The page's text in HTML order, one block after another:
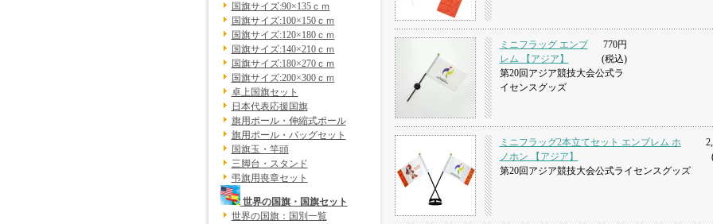
国旗サイズ:90×135ｃｍ
国旗サイズ:100×150ｃｍ
国旗サイズ:120×180ｃｍ
国旗サイズ:140×210ｃｍ
国旗サイズ:180×270ｃｍ
国旗サイズ:200×300ｃｍ
卓上国旗セット
日本代表応援国旗
旗用ポール・伸縮式ポール
旗用ポール・バッグセット
国旗玉・竿頭
三脚台・スタンド
弔旗用喪章セット
世界の国旗・国旗セット
世界の国旗：国別一覧
ミニフラッグ エンブ
レム 【アジア】
770円
(税込)
第20回アジア競技大会公式ラ
イセンスグッズ
ミニフラッグ2本立てセット エンブレム ホ
ノホン 【アジア】
第20回アジア競技大会公式ライセンスグッズ